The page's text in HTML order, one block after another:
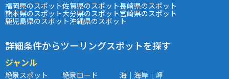
福岡県のスポット佐賀県のスポット長崎県のスポット
熊本県のスポット大分県のスポット宮崎県のスポット
鹿児島県のスポット沖縄県のスポット
詳細条件からツーリングスポットを探す
ジャンル
絶景スポット 絶景ロード 海｜海岸｜岬